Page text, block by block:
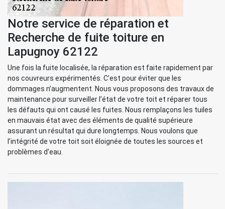
Notre service de réparation et
Recherche de fuite toiture en
Lapugnoy 62122
Une fois la fuite localisée, la réparation est faite rapidement par
nos couvreurs expérimentés. C’est pour éviter que les
dommages n’augmentent. Nous vous proposons des travaux de
maintenance pour surveiller l’état de votre toit et réparer tous
les défauts qui ont causé les fuites. Nous remplaçons les tuiles
en mauvais état avec des éléments de qualité supérieure
assurant un résultat qui dure longtemps. Nous voulons que
l’intégrité de votre toit soit éloignée de toutes les sources et
problèmes d’eau.